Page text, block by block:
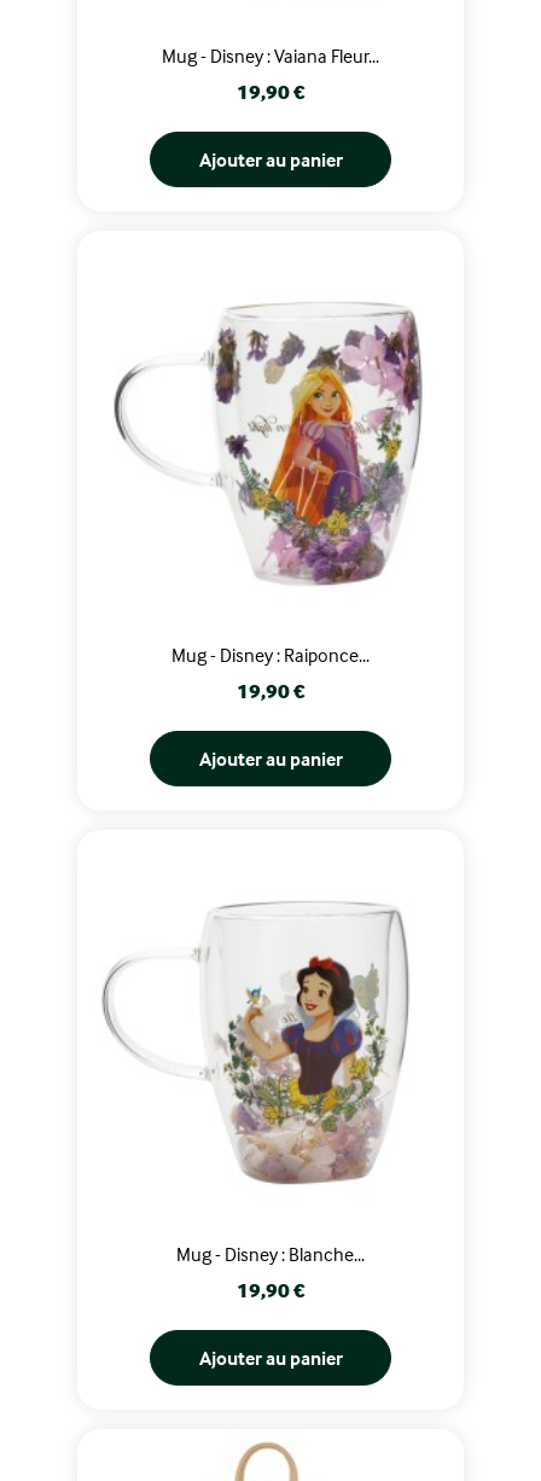
Mug - Disney : Vaiana Fleur...
Prix
19,90 €
Ajouter au panier
Mug - Disney : Raiponce...
Prix
19,90 €
Ajouter au panier
Mug - Disney : Blanche...
Prix
19,90 €
Ajouter au panier